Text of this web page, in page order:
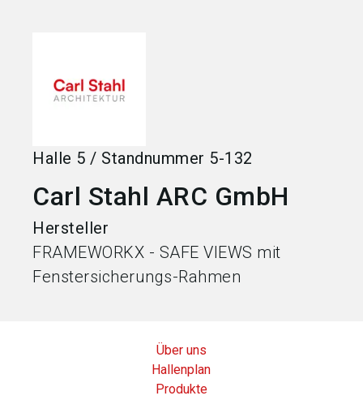
Halle 5 / Standnummer 5-132
Carl Stahl ARC GmbH
Hersteller
FRAMEWORKX - SAFE VIEWS mit
Fenstersicherungs-Rahmen
Über uns
Hallenplan
Produkte